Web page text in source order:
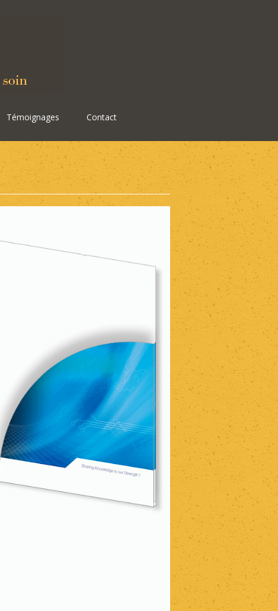
Témoignages Contact